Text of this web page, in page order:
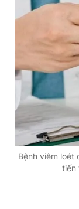
Theo dõi báo trên
Hotline
0906 645 777
Đặt báo
Tổng biên tập:
Phó tổng biên
Phó tổng biên
Phó tổng biên
Bệnh viêm loét
tiến